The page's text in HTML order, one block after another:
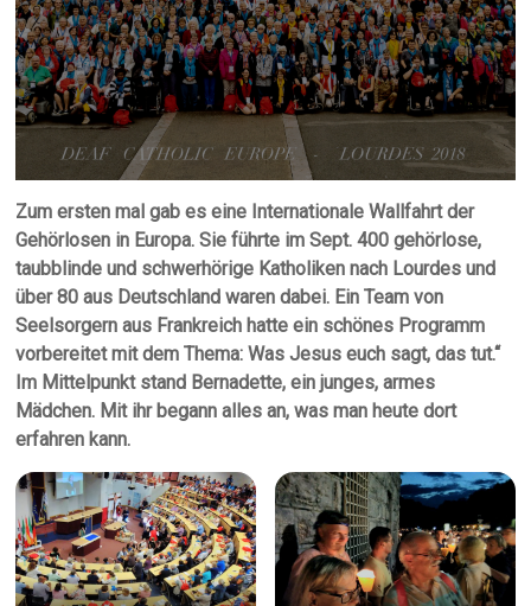
Zum ersten mal gab es eine Internationale Wallfahrt der
Gehörlosen in Europa. Sie führte im Sept. 400 gehörlose,
taubblinde und schwerhörige Katholiken nach Lourdes und
über 80 aus Deutschland waren dabei. Ein Team von
Seelsorgern aus Frankreich hatte ein schönes Programm
vorbereitet mit dem Thema: Was Jesus euch sagt, das tut.“
Im Mittelpunkt stand Bernadette, ein junges, armes
Mädchen. Mit ihr begann alles an, was man heute dort
erfahren kann.